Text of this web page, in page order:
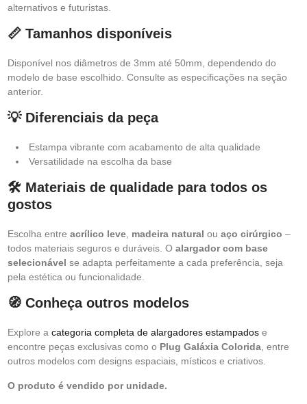
alternativos e futuristas.
📏 Tamanhos disponíveis
Disponível nos diâmetros de 3mm até 50mm, dependendo do
modelo de base escolhido. Consulte as especificações na seção
anterior.
💡 Diferenciais da peça
Estampa vibrante com acabamento de alta qualidade
Versatilidade na escolha da base
🛠️ Materiais de qualidade para todos os
gostos
Escolha entre acrílico leve madeira natural ou aço cirúrgico –
todos materiais seguros e duráveis. O alargador com base
selecionável se adapta perfeitamente a cada preferência, seja
pela estética ou funcionalidade.
🧭 Conheça outros modelos
Explore a categoria completa de alargadores estampados e
encontre peças exclusivas como o Plug Galáxia Colorida , entre
outros modelos com designs espaciais, místicos e criativos.
O produto é vendido por unidade.